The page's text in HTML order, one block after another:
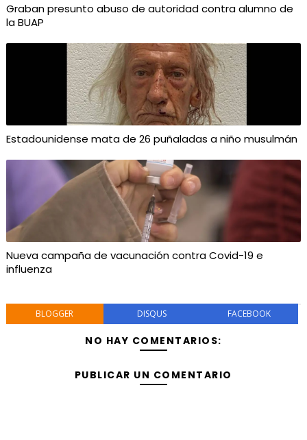
Graban presunto abuso de autoridad contra alumno de
la BUAP
Estadounidense mata de 26 puñaladas a niño musulmán
Nueva campaña de vacunación contra Covid-19 e
influenza
BLOGGER DISQUS FACEBOOK
NO HAY COMENTARIOS:
PUBLICAR UN COMENTARIO